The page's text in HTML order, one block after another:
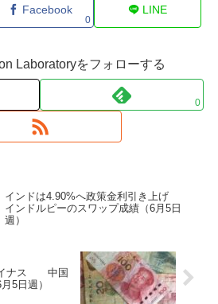
Facebook
0
LINE
Laboratoryをフォローする
0
インドは4.90%へ政策金利引き上げ
インドルピーのスワップ成績（6月5日
週）
イナス 中国
5日週）